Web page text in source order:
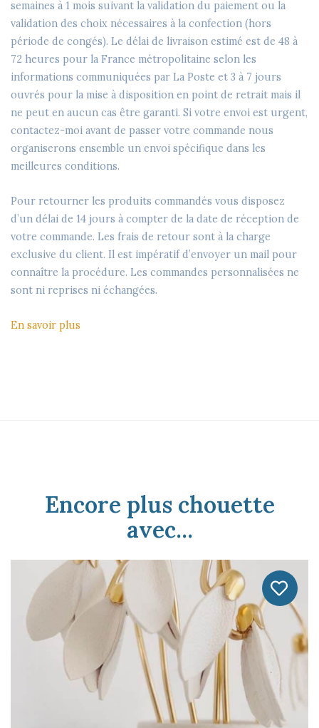
semaines à 1 mois suivant la validation du paiement ou la
validation des choix nécessaires à la confection (hors
période de congés). Le délai de livraison estimé est de 48 à
72 heures pour la France métropolitaine selon les
informations communiquées par La Poste et 3 à 7 jours
ouvrés pour la mise à disposition en point de retrait mais il
ne peut en aucun cas être garanti. Si votre envoi est urgent,
contactez-moi avant de passer votre commande nous
organiserons ensemble un envoi spécifique dans les
meilleures conditions.
Pour retourner les produits commandés vous disposez
d’un délai de 14 jours à compter de la date de réception de
votre commande. Les frais de retour sont à la charge
exclusive du client. Il est impératif d’envoyer un mail pour
connaître la procédure. Les commandes personnalisées ne
sont ni reprises ni échangées.
En savoir plus
Encore plus chouette
avec...